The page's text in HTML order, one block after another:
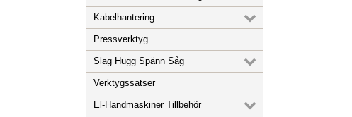
Kabelhantering
Pressverktyg
Slag Hugg Spänn Såg
Verktygssatser
El-Handmaskiner Tillbehör